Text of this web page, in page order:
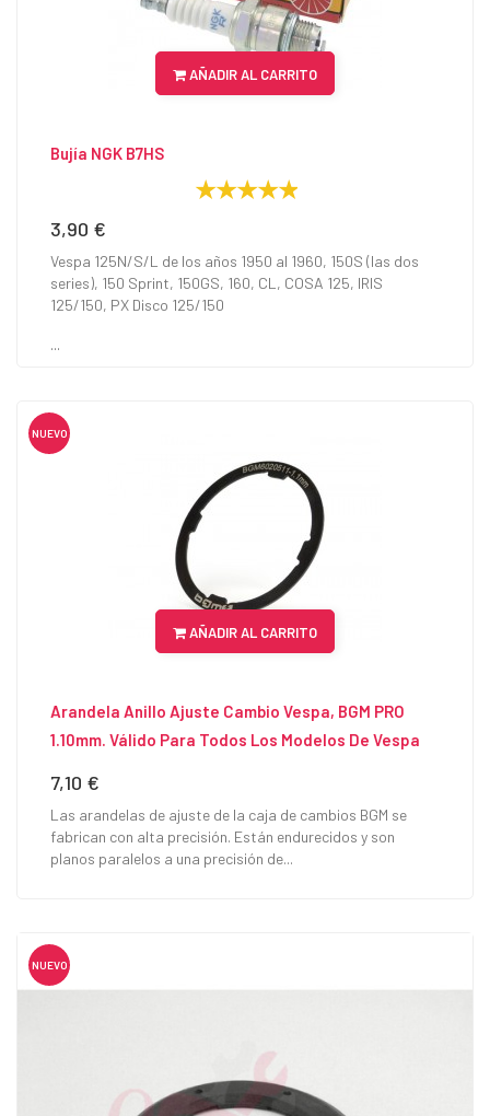
AÑADIR AL CARRITO
Bujía NGK B7HS
Precio
3,90 €
Vespa 125N/S/L de los años 1950 al 1960, 150S (las dos
series), 150 Sprint, 150GS, 160, CL, COSA 125, IRIS
125/150, PX Disco 125/150
...
NUEVO
AÑADIR AL CARRITO
Arandela Anillo Ajuste Cambio Vespa, BGM PRO
1.10mm. Válido Para Todos Los Modelos De Vespa
Precio
7,10 €
Las arandelas de ajuste de la caja de cambios BGM se
fabrican con alta precisión. Están endurecidos y son
planos paralelos a una precisión de...
NUEVO